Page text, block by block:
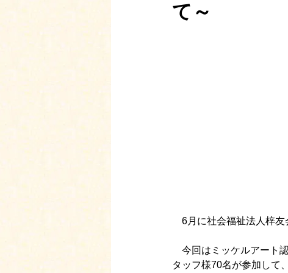
て～
6月に社会福祉法人梓友
今回はミッケルアート
タッフ様70名が参加して